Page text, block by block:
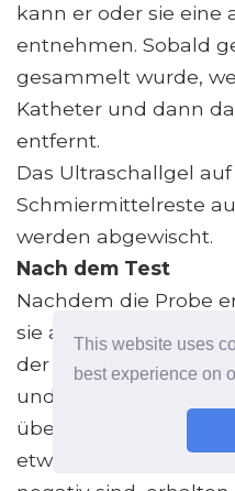
This website uses
best experience on
kann er oder sie eine
entnehmen. Sobald
gesammelt wurde,
Katheter und dann
entfernt.
Das Ultraschallgel
Schmiermittelreste
werden abgewischt.
Nach dem Test
Nachdem die Probe
sie an ein spezielles
der Zwischenzeit
und die Herzfrequenz
überprüft und in
etwa eine Stunde